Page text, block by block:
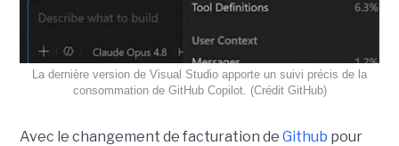
La dernière version de Visual Studio apporte un suivi précis de la
consommation de GitHub Copilot. (Crédit GitHub)
Avec le changement de facturation de Github pour